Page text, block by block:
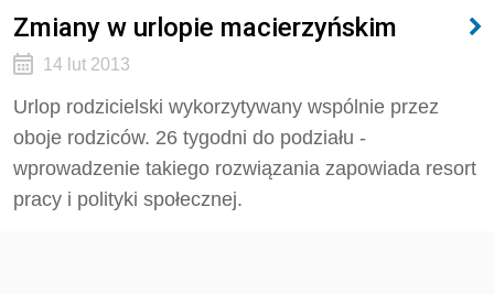
Zmiany w urlopie macierzyńskim
14 lut 2013
Urlop rodzicielski wykorzytywany wspólnie przez
oboje rodziców. 26 tygodni do podziału -
wprowadzenie takiego rozwiązania zapowiada resort
pracy i polityki społecznej.